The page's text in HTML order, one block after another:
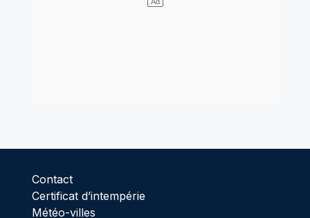
Contact
Certificat d’intempérie
Météo-villes